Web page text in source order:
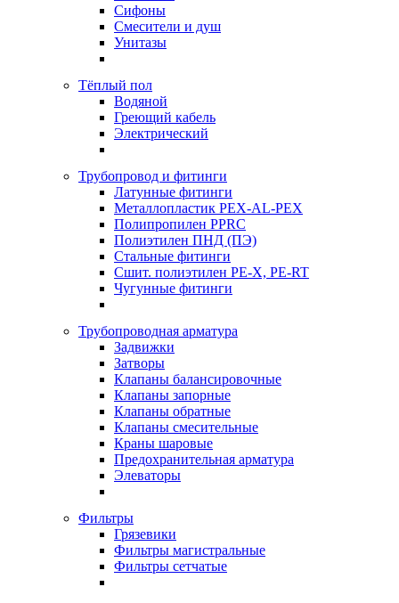
Сифоны
Смесители и душ
Унитазы
Тёплый пол
Водяной
Греющий кабель
Электрический
Трубопровод и фитинги
Латунные фитинги
Металлопластик PEX-AL-PEX
Полипропилен PPRC
Полиэтилен ПНД (ПЭ)
Стальные фитинги
Сшит. полиэтилен PE-X, PE-RT
Чугунные фитинги
Трубопроводная арматура
Задвижки
Затворы
Клапаны балансировочные
Клапаны запорные
Клапаны обратные
Клапаны смесительные
Краны шаровые
Предохранительная арматура
Элеваторы
Фильтры
Грязевики
Фильтры магистральные
Фильтры сетчатые